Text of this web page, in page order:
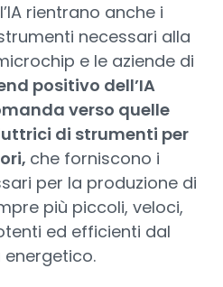
rientrano anche i
necessari alla
e le aziende di
positivo dell’IA
verso quelle
di strumenti per
che forniscono i
per la produzione di
più piccoli, veloci,
ed efficienti dal